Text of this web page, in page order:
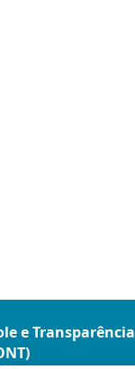
e Transparência